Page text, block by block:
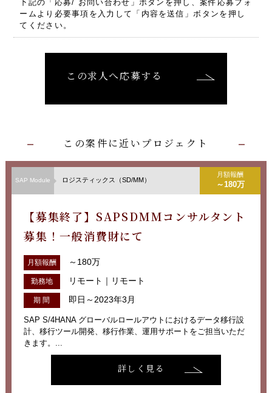
下記の「応募/ お問い合わせ」ボタンを押し、 案件応募フォ
ームより必要事項を入力して「内容を送信」ボタンを押し
てください。
この求人へ応募する
この案件に近いプロジェクト
SAP Module ロジスティックス（SD/MM）
月額報酬
～180万
【募集終了】SAPSDMMコンサルタント
募集！一般消費財にて
月額報酬 ～180万
勤務地 リモート｜リモート
期 間 即日～2023年3月
SAP S/4HANA グローバルロールアウトにおけるデータ移行設
計、移行ツール開発、移行作業、運用サポートをご担当いただ
きます。...
詳しく見る